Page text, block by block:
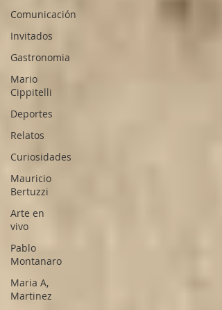
Comunicación
Invitados
Gastronomia
Mario
Cippitelli
Deportes
Relatos
Curiosidades
Mauricio
Bertuzzi
Arte en
vivo
Pablo
Montanaro
Maria A,
Martinez